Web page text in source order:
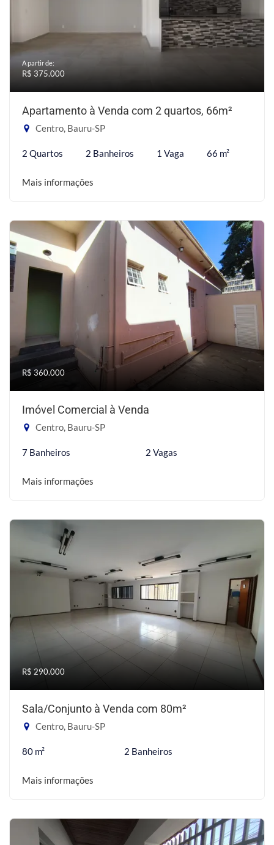
A partir de:
R$ 375.000
Apartamento à Venda com 2 quartos, 66m²
Centro, Bauru-SP
2 Quartos 2 Banheiros 1 Vaga 66 m²
Mais informações
R$ 360.000
Imóvel Comercial à Venda
Centro, Bauru-SP
7 Banheiros 2 Vagas
Mais informações
R$ 290.000
Sala/Conjunto à Venda com 80m²
Centro, Bauru-SP
80 m² 2 Banheiros
Mais informações